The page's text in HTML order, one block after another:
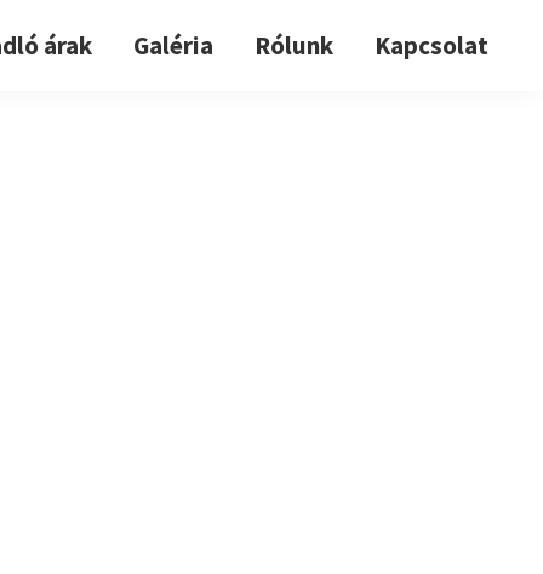
árak Galéria Rólunk Kapcsolat